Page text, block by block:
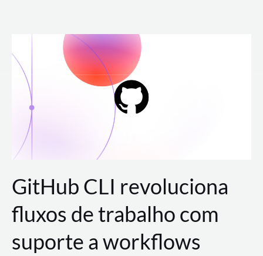
para
conteúdo
GitHub CLI revoluciona
fluxos de trabalho com
suporte a workflows